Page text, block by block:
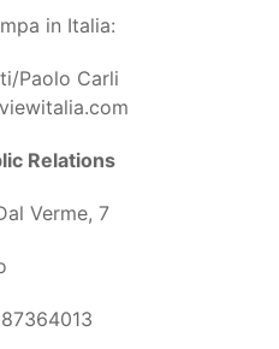
in Italia:
Paolo Carli
Relations
Verme, 7